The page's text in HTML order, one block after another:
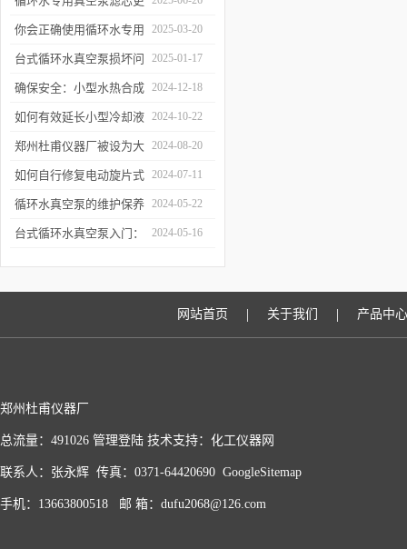
换周期：基于水质污染度
的判断方法
你会正确使用循环水专用
真空泵吗？
2025-03-20
台式循环水真空泵损坏问
题诊断与预防措施
2025-01-17
确保安全：小型水热合成
反应釜的操作与维护建议
2024-12-18
如何有效延长小型冷却液
水循环泵的使用寿命？
2024-10-22
郑州杜甫仪器厂被设为大
学生实习就业基地
2024-08-20
如何自行修复电动旋片式
真空泵无法启动的问题
2024-07-11
循环水真空泵的维护保养
与故障排除指南
2024-05-22
台式循环水真空泵入门： 2024-05-16
网站首页 | 关于我们 | 产品中心
郑州杜甫仪器厂
总流量：491026 管理登陆 技术支持： 化工仪器网
联系人：张永辉 传真：0371-64420690 GoogleSitemap
手机：13663800518 邮 箱：dufu2068@126.com